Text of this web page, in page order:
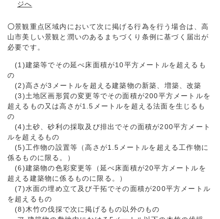
ジへ
〇景観重点区域内において次に掲げる行為を行う場合は、高
山市美しい景観と潤いのあるまちづくり条例に基づく届出が
必要です。
(1)建築等でその延べ床面積が10平方メートルを超えるも
の
(2)高さが3メートルを超える建築物の新築、増築、改築
(3)土地区画形質の変更等でその面積が200平方メートルを
超えるもの又は高さが1.5メートルを超える法面を生じるも
の
(4)土砂、砂利の採取及び排出でその面積が200平方メート
ルを超えるもの
(5)工作物の設置等（高さが1.5メートルを超える工作物に
係るものに限る。）
(6)建築物の色彩変更等（延べ床面積が20平方メートルを
超える建築物に係るものに限る。）
(7)水面の埋め立て及び干拓でその面積が200平方メートル
を超えるもの
(8)木竹の伐採で次に掲げるもの以外のもの